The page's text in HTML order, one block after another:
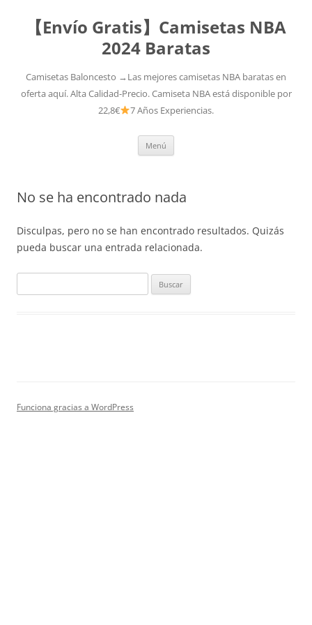
【Envío Gratis】Camisetas NBA
2024 Baratas
Camisetas Baloncesto →Las mejores camisetas NBA baratas en
oferta aquí. Alta Calidad-Precio. Camiseta NBA está disponible por
22,8€
7 Años Experiencias.
Menú
No se ha encontrado nada
Disculpas, pero no se han encontrado resultados. Quizás
pueda buscar una entrada relacionada.
Funciona gracias a WordPress